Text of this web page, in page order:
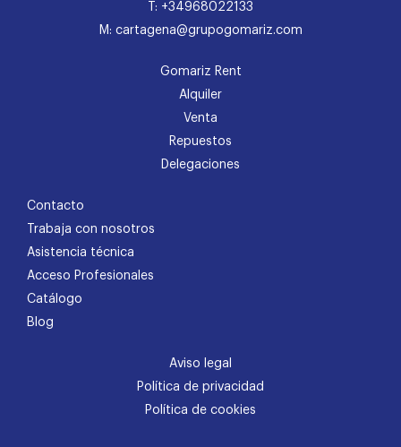
T: +34968022133
M: cartagena@grupogomariz.com
Gomariz Rent
Alquiler
Venta
Repuestos
Delegaciones
Contacto
Trabaja con nosotros
Asistencia técnica
Acceso Profesionales
Catálogo
Blog
Aviso legal
Política de privacidad
Política de cookies